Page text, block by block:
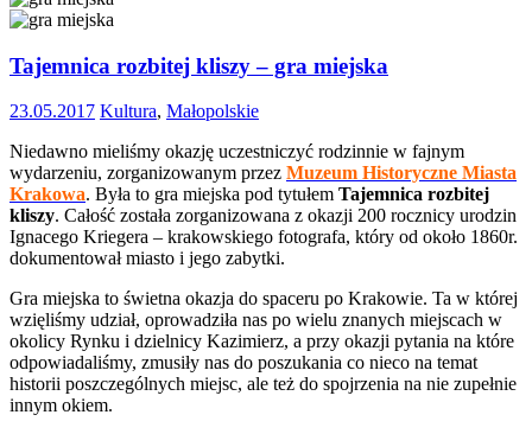
Tajemnica rozbitej kliszy – gra miejska
23.05.2017 Kultura, Małopolskie
Niedawno mieliśmy okazję uczestniczyć rodzinnie w fajnym
wydarzeniu, zorganizowanym przez Muzeum Historyczne Miasta
Krakowa. Była to gra miejska pod tytułem Tajemnica rozbitej
kliszy. Całość została zorganizowana z okazji 200 rocznicy urodzin
Ignacego Kriegera – krakowskiego fotografa, który od około 1860r.
dokumentował miasto i jego zabytki.
Gra miejska to świetna okazja do spaceru po Krakowie. Ta w której
wzięliśmy udział, oprowadziła nas po wielu znanych miejscach w
okolicy Rynku i dzielnicy Kazimierz, a przy okazji pytania na które
odpowiadaliśmy, zmusiły nas do poszukania co nieco na temat
historii poszczególnych miejsc, ale też do spojrzenia na nie zupełnie
innym okiem.